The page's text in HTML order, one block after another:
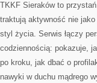
TKKF Sieraków to
traktują aktywność nie
styl życia. Serwis łączy
codziennością: pokazuje,
po kroku, jak dbać o
nawyki w duchu mądrego